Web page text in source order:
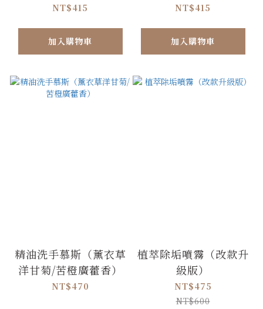
NT$415
加入購物車
NT$415
加入購物車
精油洗手慕斯（薰衣草
洋甘菊/苦橙廣藿香）
NT$470
植萃除垢噴霧（改款升
級版）
NT$475
NT$600